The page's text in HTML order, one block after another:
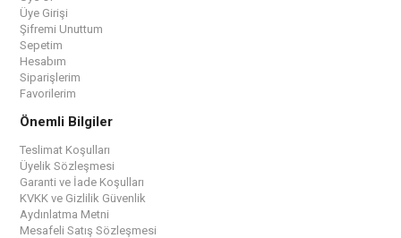
Üye Girişi
Şifremi Unuttum
Sepetim
Hesabım
Siparişlerim
Favorilerim
Önemli Bilgiler
Teslimat Koşulları
Üyelik Sözleşmesi
Garanti ve İade Koşulları
KVKK ve Gizlilik Güvenlik
Aydınlatma Metni
Mesafeli Satış Sözleşmesi